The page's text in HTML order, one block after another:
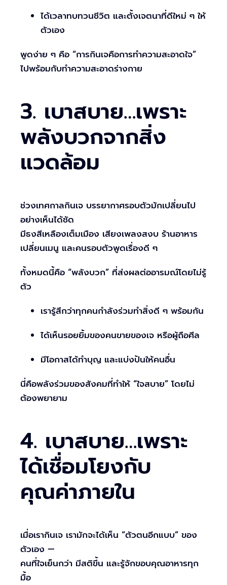
ได้เวลาทบทวนชีวิต และตั้งเจตนาที่ดีใหม่ ๆ ให้
ตัวเอง
พูดง่าย ๆ คือ “การกินเจคือการทำความสะอาดใจ”
ไปพร้อมกับทำความสะอาดร่างกาย
3. เบาสบาย…เพราะ
พลังบวกจากสิ่ง
แวดล้อม
ช่วงเทศกาลกินเจ บรรยากาศรอบตัวมักเปลี่ยนไป
อย่างเห็นได้ชัด
มีธงสีเหลืองเต็มเมือง เสียงเพลงสงบ ร้านอาหาร
เปลี่ยนเมนู และคนรอบตัวพูดเรื่องดี ๆ
ทั้งหมดนี้คือ “พลังบวก” ที่ส่งผลต่ออารมณ์โดยไม่รู้
ตัว
เรารู้สึกว่าทุกคนกำลังร่วมทำสิ่งดี ๆ พร้อมกัน
ได้เห็นรอยยิ้มของคนขายของเจ หรือผู้ถือศีล
มีโอกาสได้ทำบุญ และแบ่งปันให้คนอื่น
นี่คือพลังร่วมของสังคมที่ทำให้ “ใจสบาย” โดยไม่
ต้องพยายาม
4. เบาสบาย…เพราะ
ได้เชื่อมโยงกับ
คุณค่าภายใน
เมื่อเรากินเจ เรามักจะได้เห็น “ตัวตนอีกแบบ” ของ
ตัวเอง —
คนที่ใจเย็นกว่า มีสติขึ้น และรู้จักขอบคุณอาหารทุก
มื้อ